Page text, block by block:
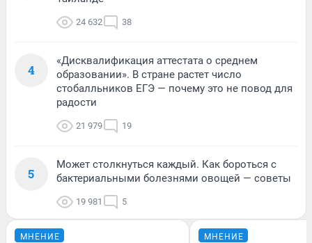
24 632 38
4
«Дисквалификация аттестата о среднем
образовании». В стране растет число
стобалльников ЕГЭ — почему это не повод для
радости
21 979 19
5
Может столкнуться каждый. Как бороться с
бактериальными болезнями овощей — советы
19 981 5
МНЕНИЕ МНЕНИЕ